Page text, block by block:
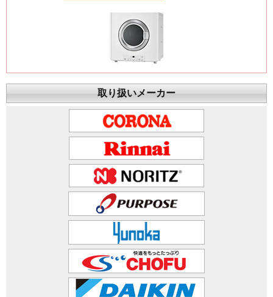
取り扱いメーカー